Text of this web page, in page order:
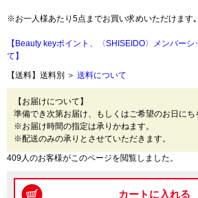
※お一人様あたり5点までお買い求めいただけます｡
【Beauty keyポイント、〈SHISEIDO〉メンバー
て】
【送料】送料別 ＞ 送料について
【お届けについて】
準備でき次第お届け、もしくはご希望のお日にち
※お届け時間の指定は承りかねます。
※配送のみの承りとさせていただきます。
409人のお客様がこのページを閲覧しました。